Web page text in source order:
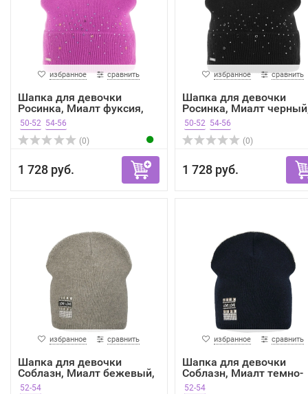
избранное сравнить
Шапка для девочки
Росинка, Миалт фуксия,
ве...
50-52 54-56
(0)
1 728 руб.
избранное сравнить
Шапка для девочки
Росинка, Миалт
ве...
50-52 54-56
(0)
1 728 руб.
избранное сравнить
Шапка для девочки
Соблазн, Миалт бежевый,
зима
52-54
избранное сравнить
Шапка для девочки
Соблазн, Миалт темно-
сини...
52-54